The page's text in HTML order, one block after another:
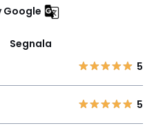
Segnala
5
5